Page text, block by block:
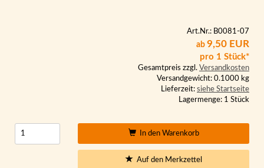
Art.Nr.: B0081-07
ab 9,50 EUR
pro 1 Stück*
Gesamtpreis zzgl. Versandkosten
Versandgewicht: 0.1000 kg
Lieferzeit: siehe Startseite
Lagermenge: 1 Stück
In den Warenkorb
Auf den Merkzettel